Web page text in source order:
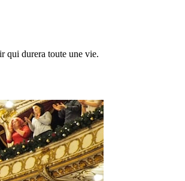
qui durera toute une vie.